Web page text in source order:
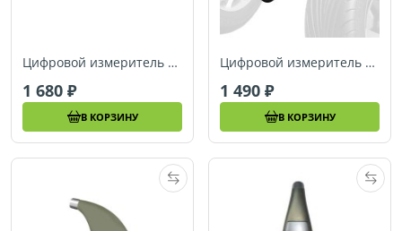
Цифровой измеритель давления в шинах с термометром и светодиодным фонарем (брелок) RST 00453
1 680
В КОРЗИНУ
Цифровой измеритель давления в шинах c термометром (брелок) RST 00455
1 490
В КОРЗИНУ